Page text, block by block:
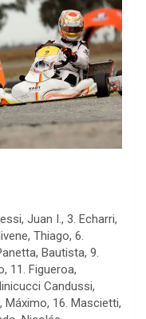
Juan I., 3. Echarri,
Thiago, 6.
Bautista, 9.
11. Figueroa,
Candussi,
Máximo, 16. Mascietti,